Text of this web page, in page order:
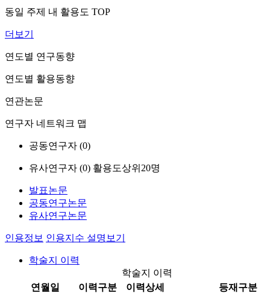
동일 주제 내 활용도 TOP
더보기
연도별 연구동향
연도별 활용동향
연관논문
연구자 네트워크 맵
공동연구자 (0)
유사연구자 (0) 활용도상위20명
발표논문
공동연구논문
유사연구논문
인용정보 인용지수 설명보기
학술지 이력
학술지 이력
연월일
이력구분 이력상세 등재구분